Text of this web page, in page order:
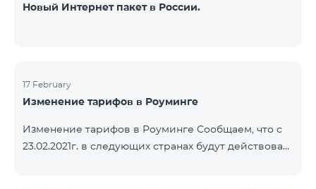
Новый Интернет пакет в России.
17 February
Изменение тарифов в Роуминге
Изменение тарифов в Роуминге Сообщаем, что с
23.02.2021г. в следующих странах будут действовать